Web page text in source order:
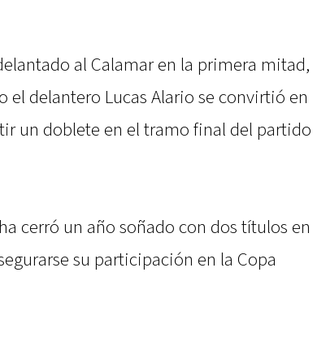
al Calamar en la primera mitad,
el delantero Lucas Alario se convirtió en
un doblete en el tramo final del partido
cerró un año soñado con dos títulos en
su participación en la Copa